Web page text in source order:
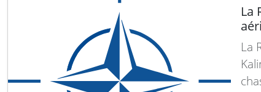
La
La